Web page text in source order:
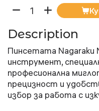
Description
Пинсетата Nagaraku
инструмент,
професионална
прецизност и
избор за работа с